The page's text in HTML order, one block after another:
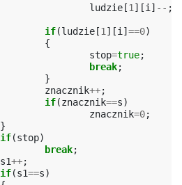
ludzie [1 ][i ] -- ;
if(ludzie [1 ][i ] ==0)
{
stop=true;
break;
}
znacznik++;
if(znacznik==s)
znacznik=0;
}
if(stop)
break;
s1++;
if(s1==s)